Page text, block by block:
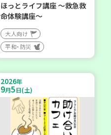
ほっとライフ講座 ～救急救
命体験講座～
大人向け
平和・防災
2026年
9月5日(土)